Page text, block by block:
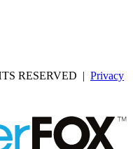
RESERVED | Privacy